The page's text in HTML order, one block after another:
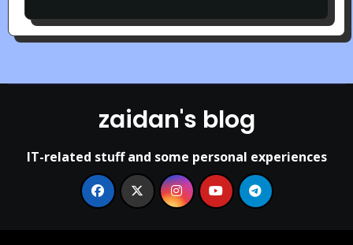
zaidan's blog
IT-related stuff and some personal experiences